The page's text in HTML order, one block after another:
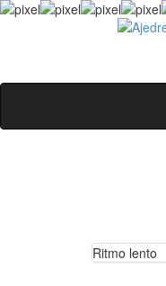
Ritmo lento